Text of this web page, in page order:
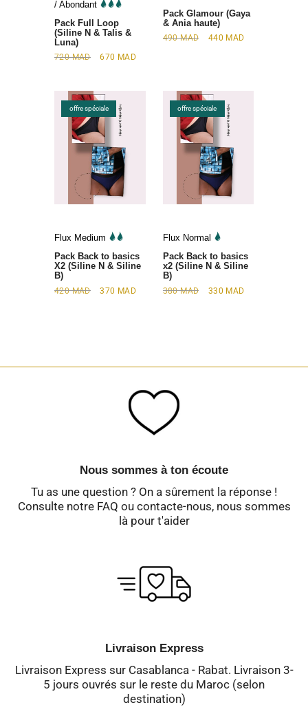
/ Abondant
Pack Full Loop
(Siline N & Talis &
Luna)
720MAD 670 MAD
Pack Glamour (Gaya
& Ania haute)
490MAD 440 MAD
offre spéciale
Flux Medium
Pack Back to basics
X2 (Siline N & Siline
B)
420MAD 370 MAD
offre spéciale
Flux Normal
Pack Back to basics
x2 (Siline N & Siline
B)
380MAD 330 MAD
Nous sommes à ton écoute
Tu as une question ? On a sûrement la réponse !
Consulte notre FAQ ou contacte-nous, nous sommes
là pour t'aider
Livraison Express
Livraison Express sur Casablanca - Rabat. Livraison 3-
5 jours ouvrés sur le reste du Maroc (selon
destination)